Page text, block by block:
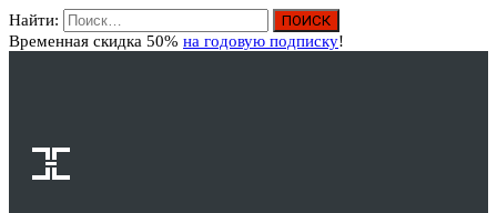
Найти:
Временная скидка 50% на годовую подписку!